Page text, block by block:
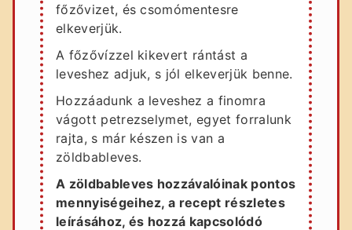
főzővizet, és csomómentesre
elkeverjük.
A főzővízzel kikevert rántást a
leveshez adjuk, s jól elkeverjük benne.
Hozzáadunk a leveshez a finomra
vágott petrezselymet, egyet forralunk
rajta, s már készen is van a
zöldbableves.
A zöldbableves hozzávalóinak pontos
mennyiségeihez, a recept részletes
leírásához, és hozzá kapcsolódó